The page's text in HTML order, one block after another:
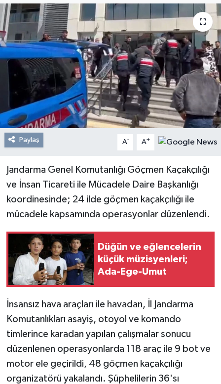
Paylaş A- A+
Jandarma Genel Komutanlığı Göçmen Kaçakçılığı
ve İnsan Ticareti ile Mücadele Daire Başkanlığı
koordinesinde; 24 ilde göçmen kaçakçılığı ile
mücadele kapsamında operasyonlar düzenlendi.
Düğün ve eğlencelerin
küçük müzisyenleri;
Ada-Ege-Umut
İnsansız hava araçları ile havadan, İl Jandarma
Komutanlıkları asayiş, otoyol ve komando
timlerince karadan yapılan çalışmalar sonucu
düzenlenen operasyonlarda 118 araç ile 9 bot ve
motor ele geçirildi, 48 göçmen kaçakçılığı
organizatörü yakalandı. Şüphelilerin 36'sı
Resmi Reklam
Röportajlar